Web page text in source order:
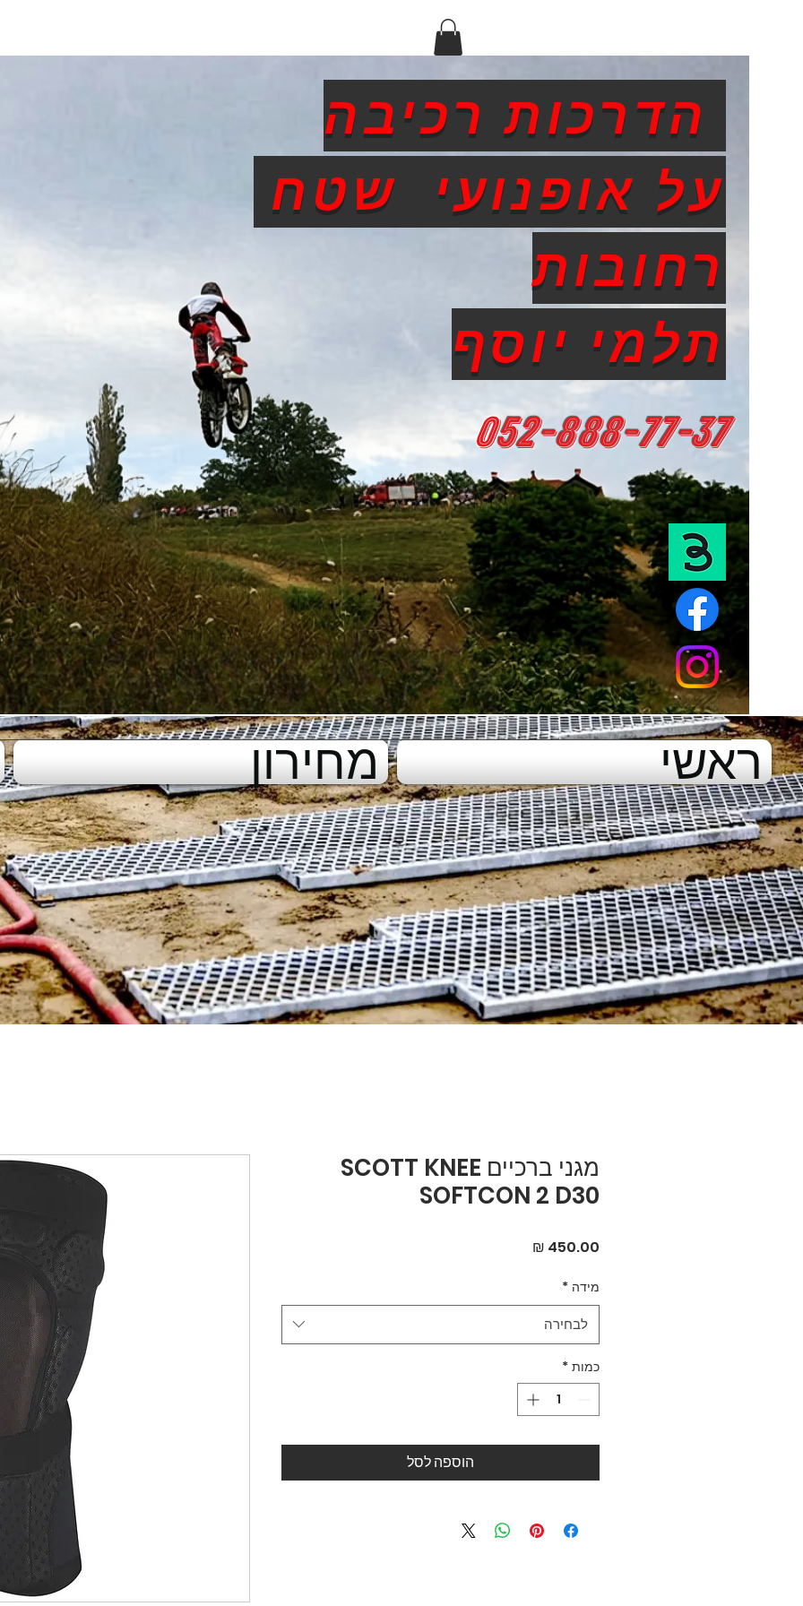
052-888-77-37
הדרכות רכיבה
על אופנועי שטח
רחובות
תלמי יוסף
ראשי מחירון
מגני ברכיים SCOTT KNEE
SOFTCON 2 D30
מידה *
לבחירה
כמות *
הוספה לסל